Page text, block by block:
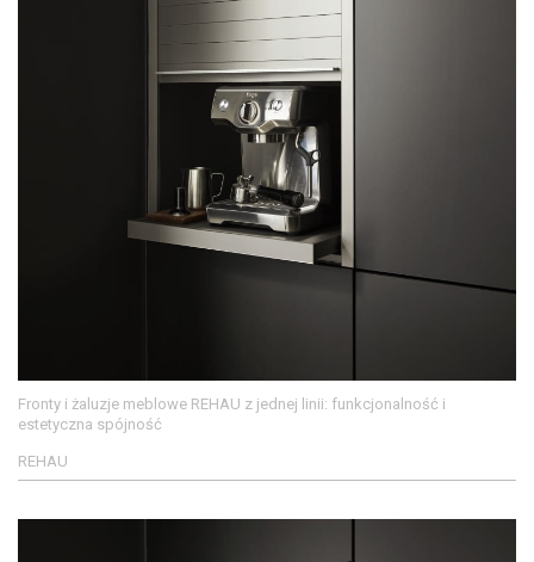
Fronty i żaluzje meblowe REHAU z jednej linii: funkcjonalność i
estetyczna spójność
REHAU